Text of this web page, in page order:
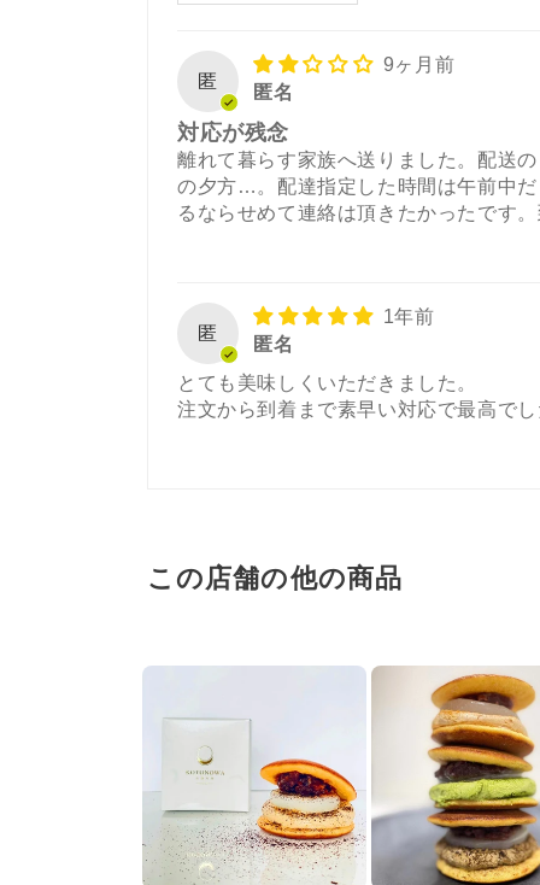
匿
9ヶ月前
匿名
対応が残念
離れて暮らす家族へ送りました。配送
の夕方…。配達指定した時間は午前中
るならせめて連絡は頂きたかったです
匿
1年前
匿名
とても美味しくいただきました。
注文から到着まで素早い対応で最高で
この店舗の他の商品